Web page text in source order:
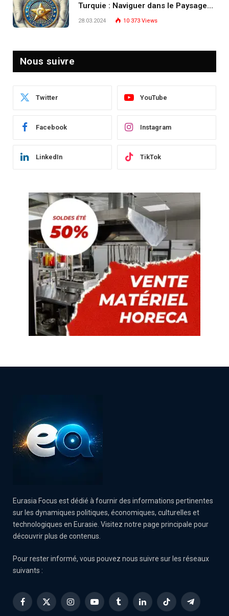
Turquie : Naviguer dans le Paysage
Post-Crise
28.03.2024 10 373 Views
Nous suivre
Twitter YouTube
Facebook Instagram
LinkedIn TikTok
Eurasia Focus est dédié à fournir des informations pertinentes
sur les dynamiques politiques, économiques, culturelles et
technologiques en Eurasie. Visitez notre page principale pour
découvrir plus de contenus.
Pour rester informé, vous pouvez nous suivre sur les réseaux
suivants :
Facebook
X
InstagramYouTubeTumblrLinkedInTikTok Telegram